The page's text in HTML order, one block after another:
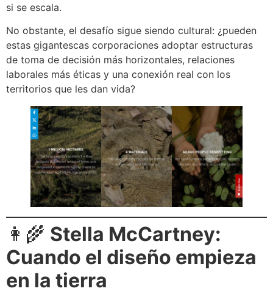
si se escala.
No obstante, el desafío sigue siendo cultural: ¿pueden
estas gigantescas corporaciones adoptar estructuras
de toma de decisión más horizontales, relaciones
laborales más éticas y una conexión real con los
territorios que les dan vida?
👩‍🌾 Stella McCartney:
Cuando el diseño empieza
en la tierra